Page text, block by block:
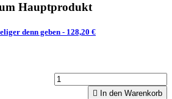
Hauptprodukt
denn geben - 128,20 €
 In den Warenkorb